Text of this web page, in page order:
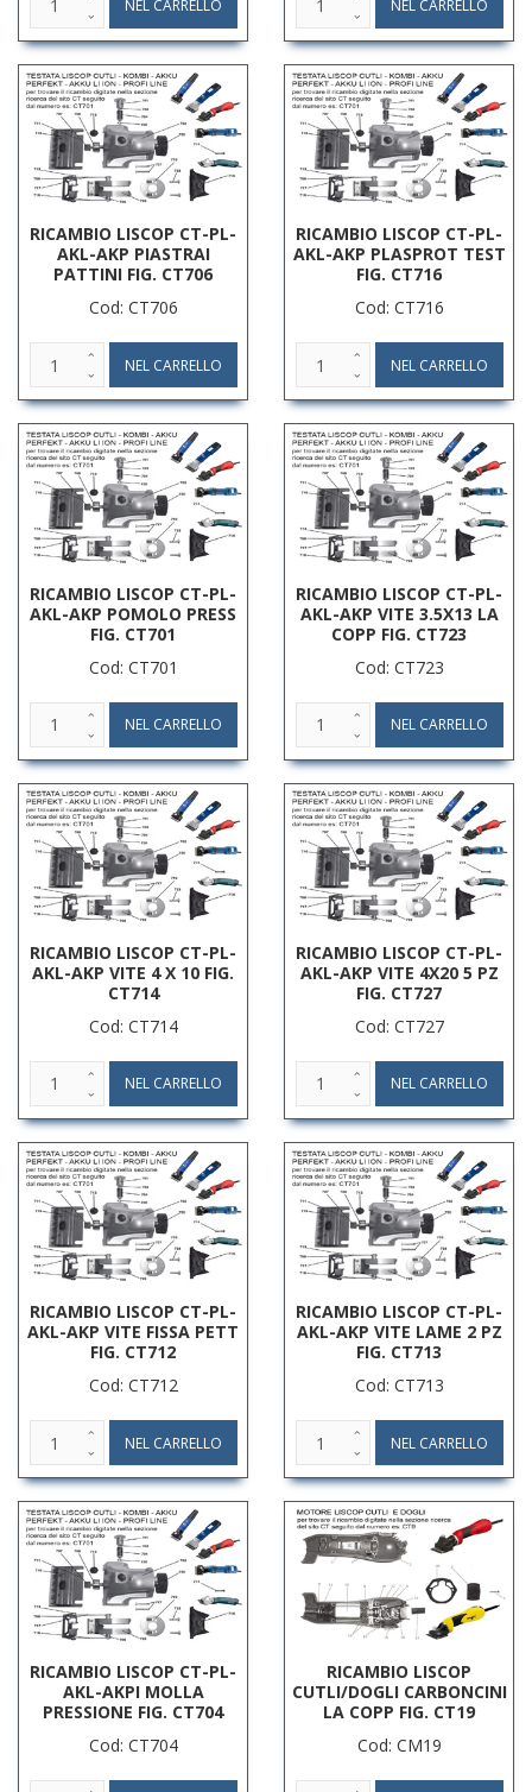
RICAMBIO LISCOP CT-PL-
AKL-AKP PIASTRAI
PATTINI FIG. CT706
Cod: CT706
RICAMBIO LISCOP CT-PL-
AKL-AKP PLASPROT TEST
FIG. CT716
Cod: CT716
RICAMBIO LISCOP CT-PL-
AKL-AKP POMOLO PRESS
FIG. CT701
Cod: CT701
RICAMBIO LISCOP CT-PL-
AKL-AKP VITE 3.5X13 LA
COPP FIG. CT723
Cod: CT723
RICAMBIO LISCOP CT-PL-
AKL-AKP VITE 4 X 10 FIG.
CT714
Cod: CT714
RICAMBIO LISCOP CT-PL-
AKL-AKP VITE 4X20 5 PZ
FIG. CT727
Cod: CT727
RICAMBIO LISCOP CT-PL-
AKL-AKP VITE FISSA PETT
FIG. CT712
Cod: CT712
RICAMBIO LISCOP CT-PL-
AKL-AKP VITE LAME 2 PZ
FIG. CT713
Cod: CT713
RICAMBIO LISCOP CT-PL-
AKL-AKPI MOLLA
PRESSIONE FIG. CT704
Cod: CT704
RICAMBIO LISCOP
CUTLI/DOGLI CARBONCINI
LA COPP FIG. CT19
Cod: CM19